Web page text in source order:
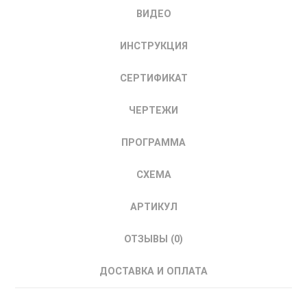
ВИДЕО
ИНСТРУКЦИЯ
СЕРТИФИКАТ
ЧЕРТЕЖИ
ПРОГРАММА
СХЕМА
АРТИКУЛ
ОТЗЫВЫ (0)
ДОСТАВКА И ОПЛАТА